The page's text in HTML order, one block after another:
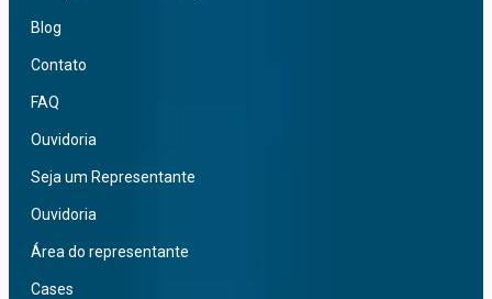
Blog
Contato
FAQ
Ouvidoria
Seja um Representante
Ouvidoria
Área do representante
Cases